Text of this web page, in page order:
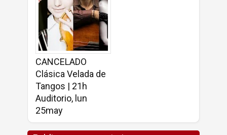
CANCELADO
Clásica Velada de
Tangos | 21h
Auditorio, lun
25may